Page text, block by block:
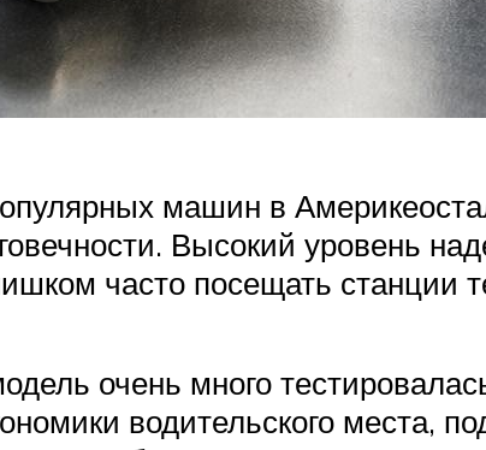
машин в
Высокий уровень
часто посещать станции
очень много
водительского места,